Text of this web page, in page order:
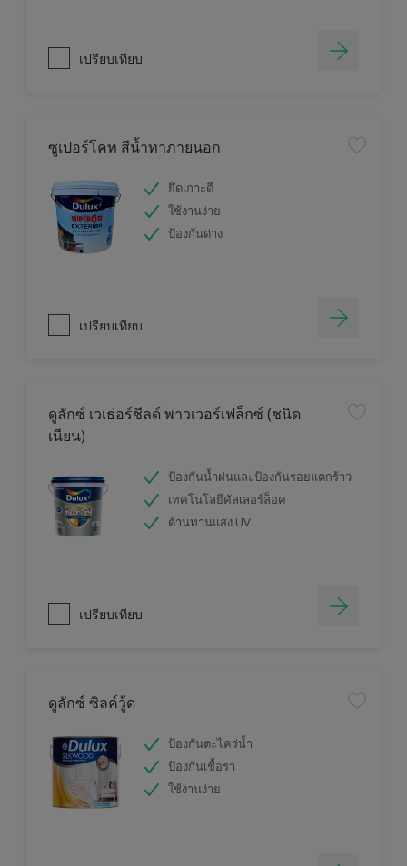
เปรียบเทียบ
ซูเปอร์โคท สีน้ำทาภายนอก
ยึดเกาะดี
ใช้งานง่าย
ป้องกันด่าง
เปรียบเทียบ
ดูลักซ์ เวเธ่อร์ชีลด์ พาวเวอร์เฟล็กซ์ (ชนิด
เนียน)
ป้องกันน้ำฝนและป้องกันรอยแตกร้าว
เทคโนโลยีคัลเลอร์ล็อค
ต้านทานแสง UV
เปรียบเทียบ
ดูลักซ์ ซิลค์วู้ด
ป้องกันตะไคร่น้ำ
ป้องกันเชื้อรา
ใช้งานง่าย